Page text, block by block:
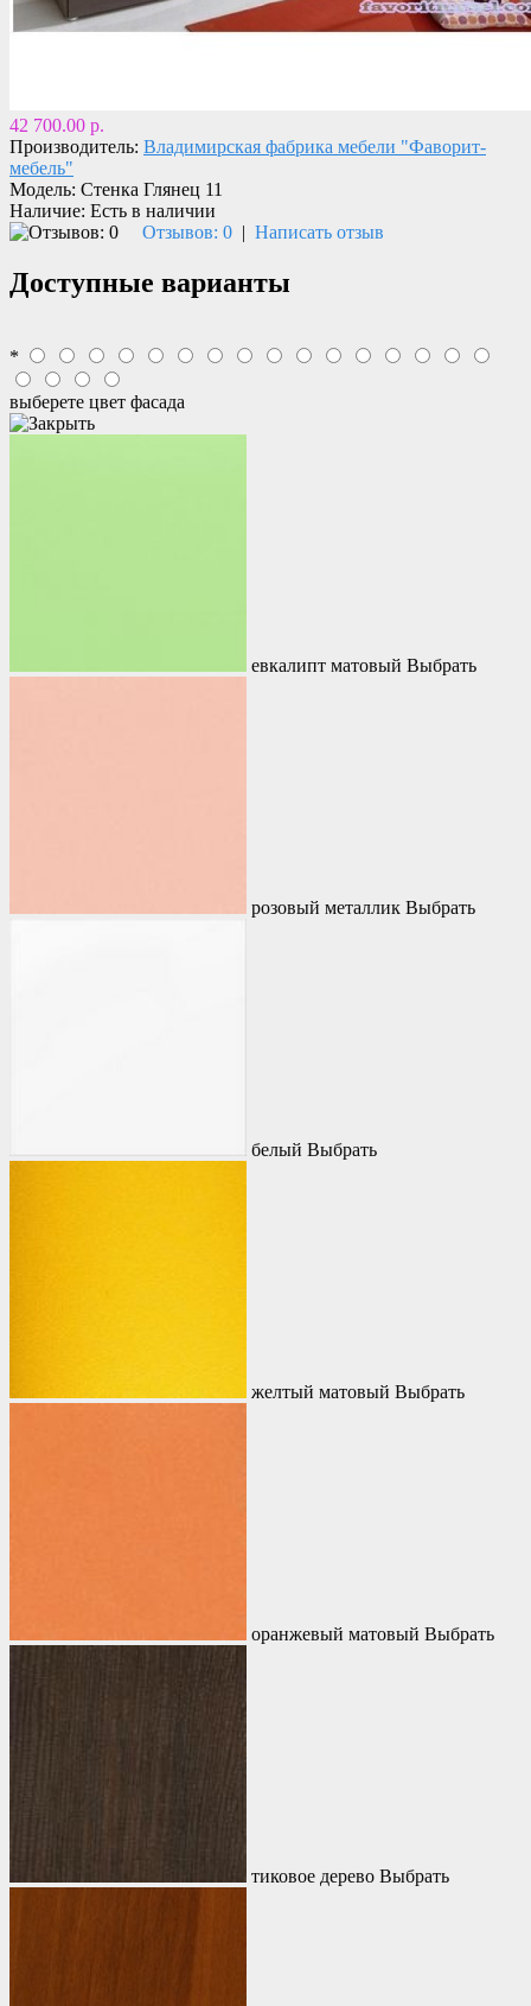
42 700.00 р.
Производитель: Владимирская фабрика мебели "Фаворит-
мебель"
Модель: Стенка Глянец 11
Наличие: Есть в наличии
Отзывов: 0 | Написать отзыв
Доступные варианты
*
выберете цвет фасада
евкалипт матовый Выбрать
розовый металлик Выбрать
белый Выбрать
желтый матовый Выбрать
оранжевый матовый Выбрать
тиковое дерево Выбрать